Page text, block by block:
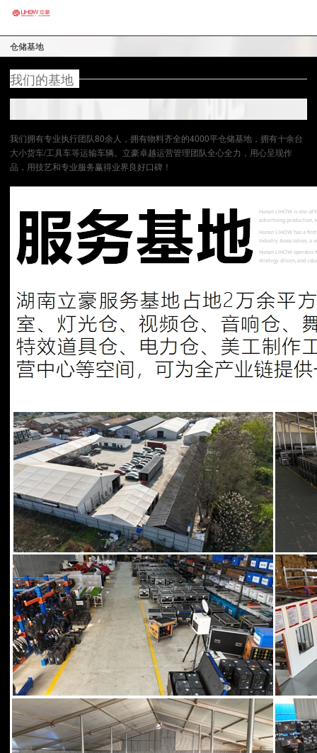
仓储基地
我们的基地
我们拥有专业执行团队80余人，拥有物料齐全的4000平仓储基地，拥有十余台
大小货车/工具车等运输车辆。立豪卓越运营管理团队全心全力，用心呈现作
品，用技艺和专业服务赢得业界良好口碑！